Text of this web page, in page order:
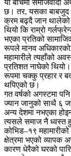
यो बीचमा समाजवादी
छ। तर, यसका बाबजुद
क्रम बढ्दै जान थालेको
थियो कि राम्रो
भएका प्रतिको
रूपले मानव
महामारीले त्यहाँको
प्रतिशत नाघेको
रूपमा चक्कु प्रहार र
थपिएको छ।
गत वर्षको अगस्टमा
ज्यान जानुको साथै ६
अन्य देशमा नभएका
त्यसले समाज नै ध्वस्त
कोभिड–१९
क्षेत्रमा भएको व्यापक
कारण धेरैको घरको